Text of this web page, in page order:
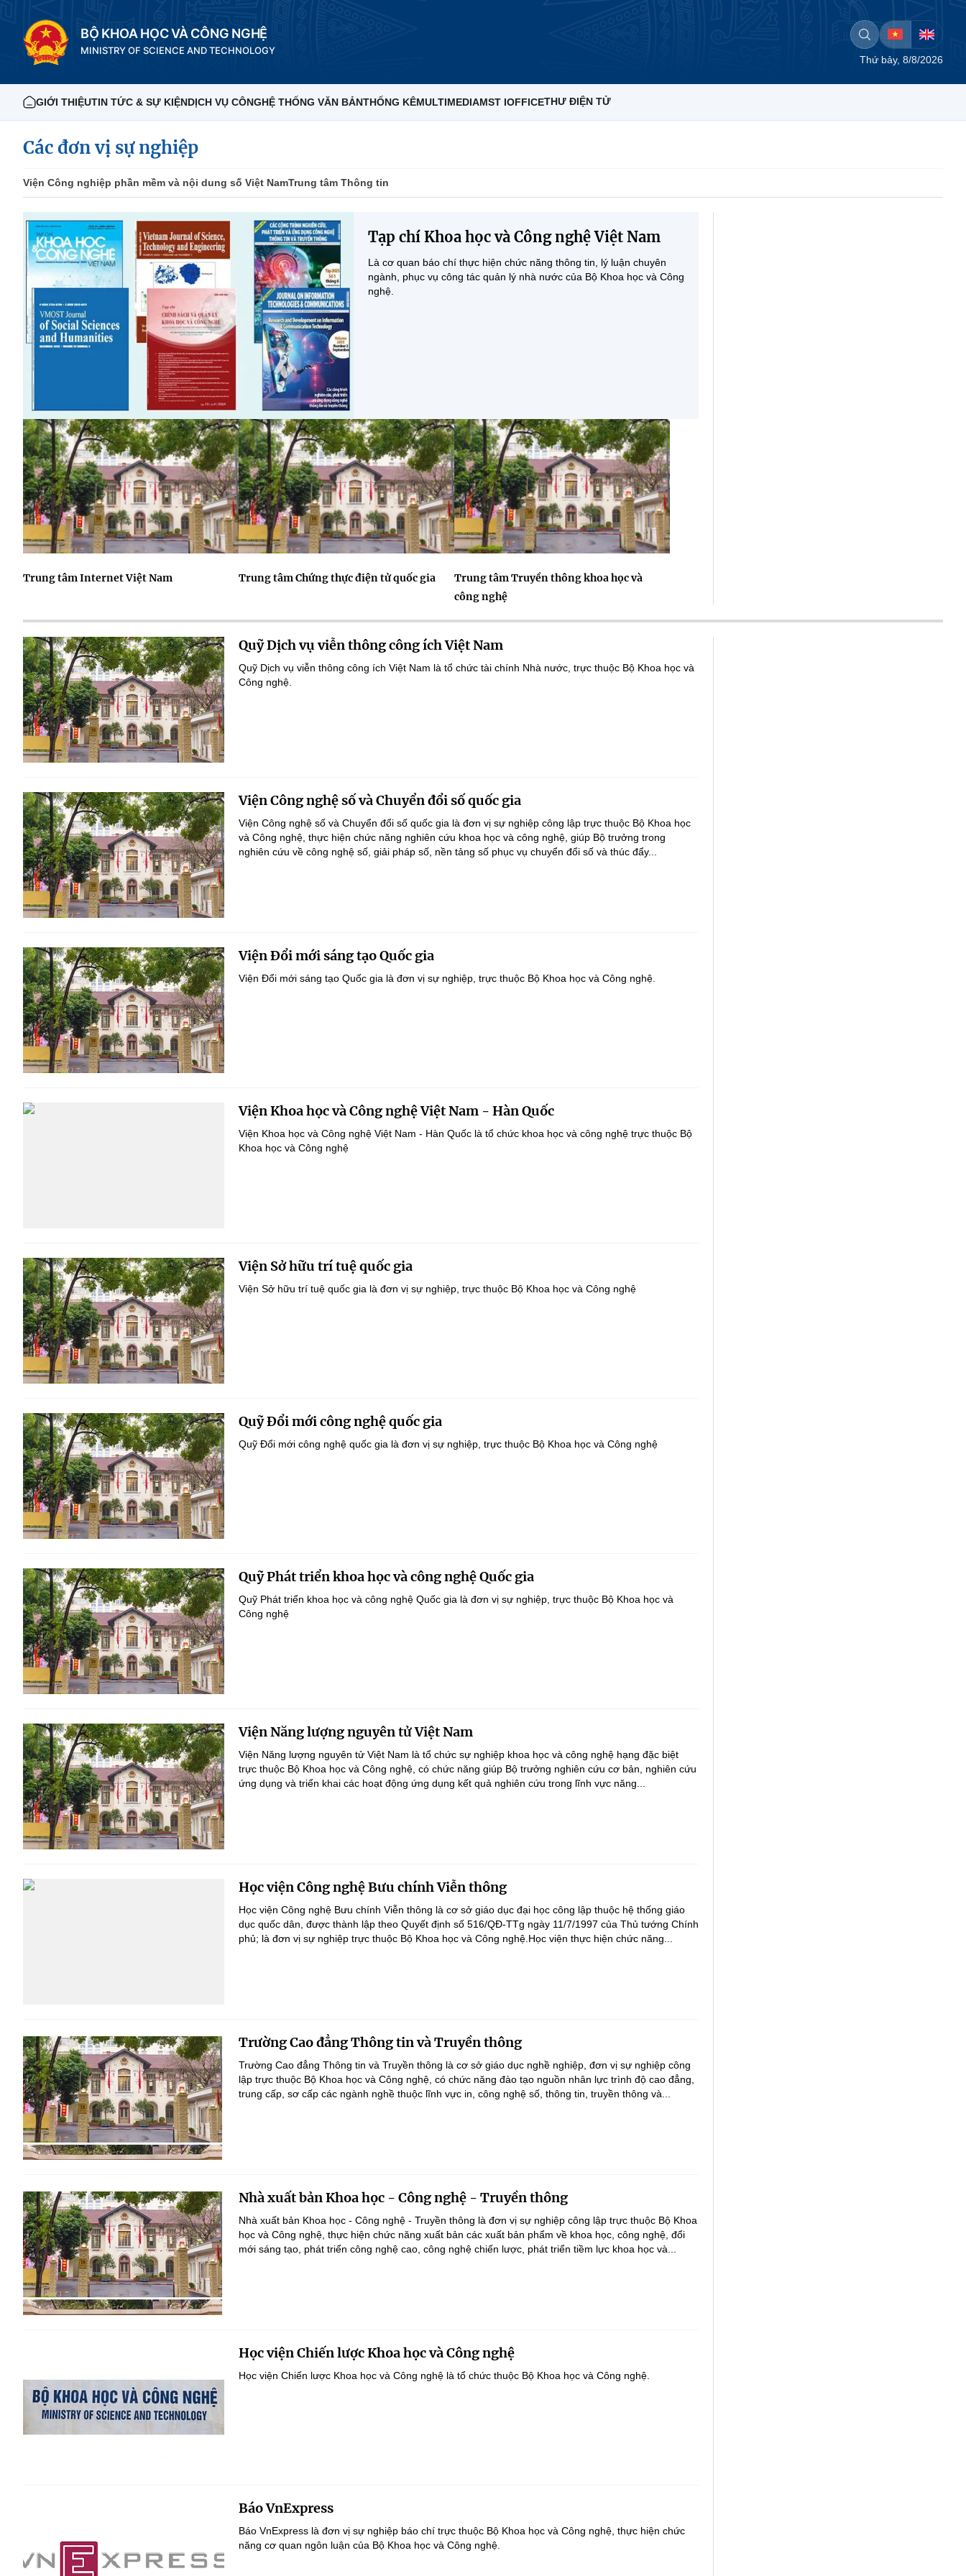
BỘ KHOA HỌC VÀ CÔNG NGHỆ
MINISTRY OF SCIENCE AND TECHNOLOGY
Thứ bảy, 8/8/2026
GIỚI THIỆUTIN TỨC & SỰ KIỆNDỊCH VỤ CÔNGHỆ THỐNG VĂN BẢNTHỐNG KÊMULTIMEDIAMST IOFFICETHƯ ĐIỆN TỬ
Các đơn vị sự nghiệp
Viện Công nghiệp phần mềm và nội dung số Việt NamTrung tâm Thông tin
Tạp chí Khoa học và Công nghệ Việt Nam
Là cơ quan báo chí thực hiện chức năng thông tin, lý luận chuyên
ngành, phục vụ công tác quản lý nhà nước của Bộ Khoa học và Công
nghệ.
Trung tâm Internet Việt Nam Trung tâm Chứng thực điện tử quốc gia
Trung tâm Truyền thông khoa học và
công nghệ
Quỹ Dịch vụ viễn thông công ích Việt Nam
Quỹ Dịch vụ viễn thông công ích Việt Nam là tổ chức tài chính Nhà nước, trực thuộc Bộ Khoa học và
Công nghệ.
Viện Công nghệ số và Chuyển đổi số quốc gia
Viện Công nghệ số và Chuyển đổi số quốc gia là đơn vị sự nghiệp công lập trực thuộc Bộ Khoa học
và Công nghệ, thực hiện chức năng nghiên cứu khoa học và công nghệ, giúp Bộ trưởng trong
nghiên cứu về công nghệ số, giải pháp số, nền tảng số phục vụ chuyển đổi số và thúc đẩy...
Viện Đổi mới sáng tạo Quốc gia
Viện Đổi mới sáng tạo Quốc gia là đơn vị sự nghiệp, trực thuộc Bộ Khoa học và Công nghệ.
Viện Khoa học và Công nghệ Việt Nam - Hàn Quốc
Viện Khoa học và Công nghệ Việt Nam - Hàn Quốc là tổ chức khoa học và công nghệ trực thuộc Bộ
Khoa học và Công nghệ
Viện Sở hữu trí tuệ quốc gia
Viện Sở hữu trí tuệ quốc gia là đơn vị sự nghiệp, trực thuộc Bộ Khoa học và Công nghệ
Quỹ Đổi mới công nghệ quốc gia
Quỹ Đổi mới công nghệ quốc gia là đơn vị sự nghiệp, trực thuộc Bộ Khoa học và Công nghệ
Quỹ Phát triển khoa học và công nghệ Quốc gia
Quỹ Phát triển khoa học và công nghệ Quốc gia là đơn vị sự nghiệp, trực thuộc Bộ Khoa học và
Công nghệ
Viện Năng lượng nguyên tử Việt Nam
Viện Năng lượng nguyên tử Việt Nam là tổ chức sự nghiệp khoa học và công nghệ hạng đặc biệt
trực thuộc Bộ Khoa học và Công nghệ, có chức năng giúp Bộ trưởng nghiên cứu cơ bản, nghiên cứu
ứng dụng và triển khai các hoạt động ứng dụng kết quả nghiên cứu trong lĩnh vực năng...
Học viện Công nghệ Bưu chính Viễn thông
Học viện Công nghệ Bưu chính Viễn thông là cơ sở giáo dục đại học công lập thuộc hệ thống giáo
dục quốc dân, được thành lập theo Quyết định số 516/QĐ-TTg ngày 11/7/1997 của Thủ tướng Chính
phủ; là đơn vị sự nghiệp trực thuộc Bộ Khoa học và Công nghệ.Học viện thực hiện chức năng...
Trường Cao đẳng Thông tin và Truyền thông
Trường Cao đẳng Thông tin và Truyền thông là cơ sở giáo dục nghề nghiệp, đơn vị sự nghiệp công
lập trực thuộc Bộ Khoa học và Công nghệ, có chức năng đào tạo nguồn nhân lực trình độ cao đẳng,
trung cấp, sơ cấp các ngành nghề thuộc lĩnh vực in, công nghệ số, thông tin, truyền thông và...
Nhà xuất bản Khoa học - Công nghệ - Truyền thông
Nhà xuất bản Khoa học - Công nghệ - Truyền thông là đơn vị sự nghiệp công lập trực thuộc Bộ Khoa
học và Công nghệ, thực hiện chức năng xuất bản các xuất bản phẩm về khoa học, công nghệ, đổi
mới sáng tạo, phát triển công nghệ cao, công nghệ chiến lược, phát triển tiềm lực khoa học và...
Học viện Chiến lược Khoa học và Công nghệ
Học viện Chiến lược Khoa học và Công nghệ là tổ chức thuộc Bộ Khoa học và Công nghệ.
Báo VnExpress
Báo VnExpress là đơn vị sự nghiệp báo chí trực thuộc Bộ Khoa học và Công nghệ, thực hiện chức
năng cơ quan ngôn luận của Bộ Khoa học và Công nghệ.